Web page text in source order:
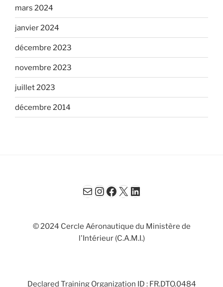
mars 2024
janvier 2024
décembre 2023
novembre 2023
juillet 2023
décembre 2014
E-mailInstagram
Facebook
X LinkedIn
© 2024 Cercle Aéronautique du Ministère de
l'Intérieur (C.A.M.I.)
Declared Training Organization ID : FR.DTO.0484